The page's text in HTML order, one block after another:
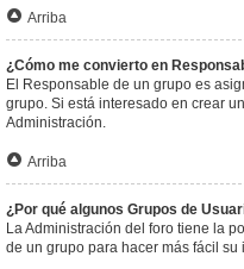
Arriba
¿Cómo me convierto en
El Responsable de un grupo es
grupo. Si está interesado en crear
Administración.
Arriba
¿Por qué algunos Grupos de
La Administración del foro tiene la
de un grupo para hacer más fácil su